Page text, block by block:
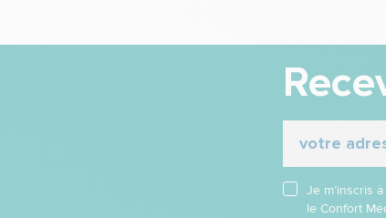
Je m’inscris
le Confort